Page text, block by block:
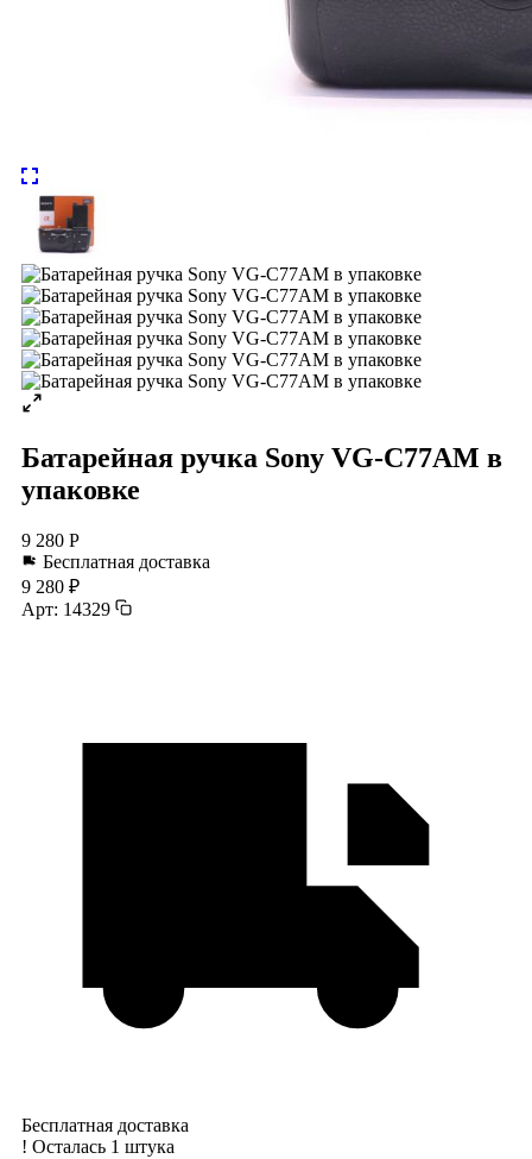
Батарейная ручка Sony VG-C77AM в
упаковке
9 280 Р
Бесплатная доставка
9 280 ₽
Арт: 14329
Бесплатная доставка
! Осталась 1 штука